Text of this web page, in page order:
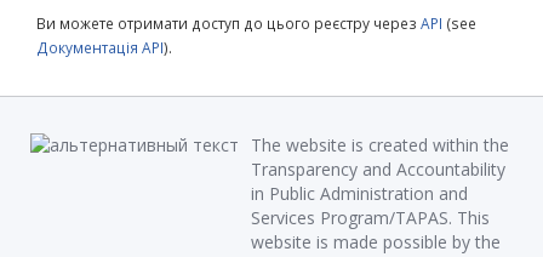
Ви можете отримати доступ до цього реєстру через API (see
Документація API).
The website is created within the
Transparency and Accountability
in Public Administration and
Services Program/TAPAS. This
website is made possible by the